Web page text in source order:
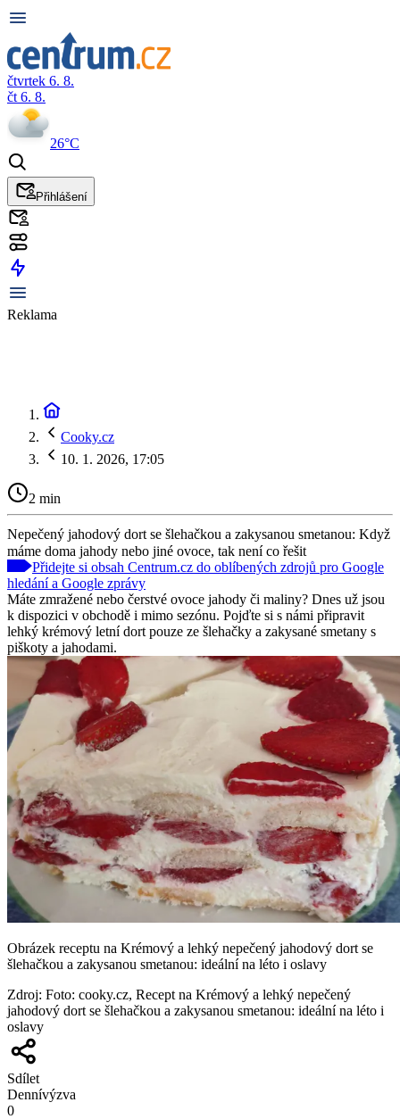
čtvrtek 6. 8.
čt 6. 8.
26°C
Přihlášení
Reklama
Cooky.cz
10. 1. 2026, 17:05
2 min
Nepečený jahodový dort se šlehačkou a zakysanou smetanou: Když
máme doma jahody nebo jiné ovoce, tak není co řešit
Přidejte si obsah Centrum.cz do oblíbených zdrojů pro Google
hledání a Google zprávy
Máte zmražené nebo čerstvé ovoce jahody či maliny? Dnes už jsou
k dispozici v obchodě i mimo sezónu. Pojďte si s námi připravit
lehký krémový letní dort pouze ze šlehačky a zakysané smetany s
piškoty a jahodami.
Obrázek receptu na Krémový a lehký nepečený jahodový dort se
šlehačkou a zakysanou smetanou: ideální na léto i oslavy
Zdroj: Foto: cooky.cz, Recept na Krémový a lehký nepečený
jahodový dort se šlehačkou a zakysanou smetanou: ideální na léto i
oslavy
Sdílet
Dennívýzva
0